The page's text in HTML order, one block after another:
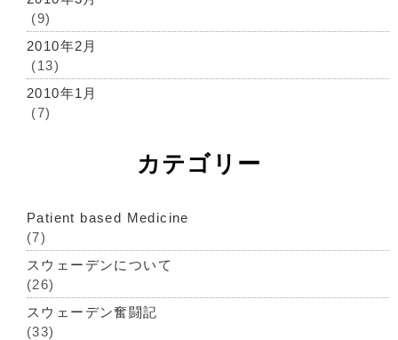
(9)
2010年2月
(13)
2010年1月
(7)
カテゴリー
Patient based Medicine
(7)
スウェーデンについて
(26)
スウェーデン奮闘記
(33)